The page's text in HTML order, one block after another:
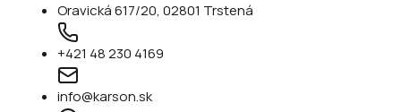
Oravická 617/20, 02801 Trstená
+421 48 230 4169
info@karson.sk